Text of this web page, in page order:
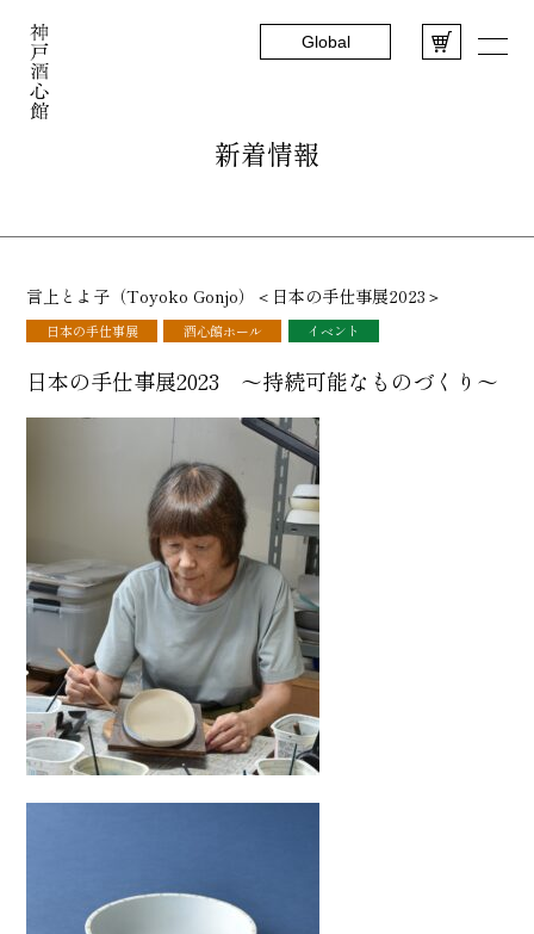
Global
新着情報
言上とよ子（Toyoko Gonjo）＜日本の手仕事展2023＞
日本の手仕事展 酒心館ホール イベント
日本の手仕事展2023 ～持続可能なものづくり～